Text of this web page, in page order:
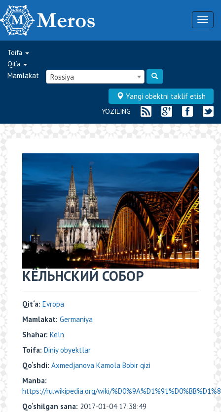
Toifa
Qit‘a
Mamlakat Rossiya
Yangi ob‘ektni taklif etish
YOZILING
КЁЛЬНСКИЙ СОБОР
Qit‘a: Evropa
Mamlakat: Germaniya
Shahar: Keln
Toifa: Diniy obyektlar
Qo‘shdi: Axmedjanova Kamola Bobir qizi
Manba:
https://ru.wikipedia.org/wiki/
Qo‘shilgan sana: 2017-01-04 17:38:49